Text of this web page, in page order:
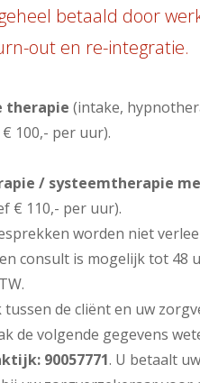
betaald door
out en re-integratie.
therapie (intake,
100,- per uur).
/ systeemtherapie
€ 110,- per uur).
worden niet
consult is mogelijk tot 48
de cliënt en uw
de volgende gegevens
90057771. U betaalt